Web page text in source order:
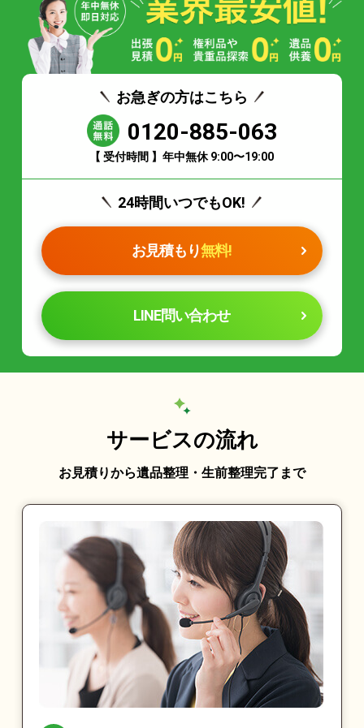
お急ぎの方はこちら
0120-885-063
【 受付時間 】年中無休 9:00〜19:00
24時間いつでもOK!
お見積もり無料!
LINE問い合わせ
サービスの流れ
お見積りから遺品整理・生前整理完了まで